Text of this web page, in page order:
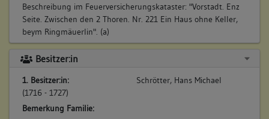
Beschreibung im Feuerversicherungskataster: "Vorstadt. Enz
Seite. Zwischen den 2 Thoren. Nr. 221 Ein Haus ohne Keller,
beym Ringmäuerlin". (a)
Betroffene Gebäudeteile:
keine
4. Bauphase:
Besitzer:in
1. Besitzer:in:
(1716 - 1727)
Schrötter, Hans Michael
Bemerkung Familie: